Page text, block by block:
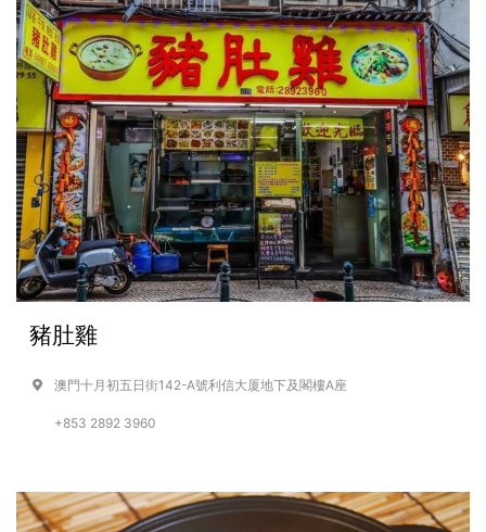
豬肚雞
澳門十月初五日街142-A號利信大厦地下及閣樓A座
+853 2892 3960